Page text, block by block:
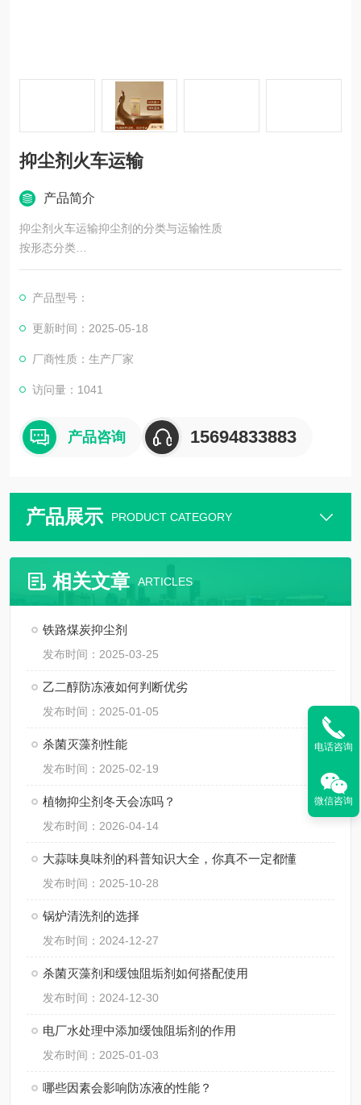
抑尘剂火车运输
产品简介
抑尘剂火车运输抑尘剂的分类与运输性质
按形态分类
漏。
环境。
别。
产品型号：
更新时间：2025-05-18
厂商性质：生产厂家
访问量：1041
产品咨询 15694833883
产品展示 PRODUCT CATEGORY
相关文章 ARTICLES
铁路煤炭抑尘剂
发布时间：2025-03-25
乙二醇防冻液如何判断优劣
发布时间：2025-01-05
杀菌灭藻剂性能
发布时间：2025-02-19
植物抑尘剂冬天会冻吗？
发布时间：2026-04-14
大蒜味臭味剂的科普知识大全，你真不一定都懂
发布时间：2025-10-28
锅炉清洗剂的选择
发布时间：2024-12-27
杀菌灭藻剂和缓蚀阻垢剂如何搭配使用
发布时间：2024-12-30
电厂水处理中添加缓蚀阻垢剂的作用
发布时间：2025-01-03
哪些因素会影响防冻液的性能？
电话咨询
微信咨询